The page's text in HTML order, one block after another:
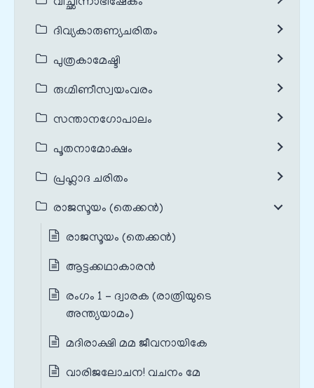
വിച്ഛിന്നാഭിഷേകം
ദിവ്യകാരുണ്യചരിതം
പുത്രകാമേഷ്ടി
രുഗ്മിണീസ്വയംവരം
സന്താനഗോപാലം
പൂതനാമോക്ഷം
പ്രഹ്ലാദ ചരിതം
രാജസൂയം (തെക്കൻ)
രാജസൂയം (തെക്കൻ)
ആട്ടക്കഥാകാരൻ
രംഗം 1 – ദ്വാരക (രാത്രിയുടെ
അന്ത്യയാമം)
മദിരാക്ഷി മമ ജീവനായികേ
വാരിജലോചന! വചനം മേ